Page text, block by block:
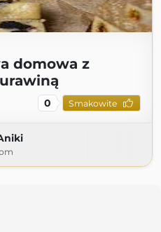
domowa z
0 Smakowite